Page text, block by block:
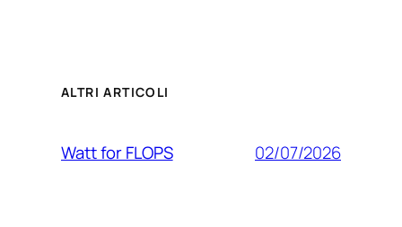
ALTRI ARTICOLI
Watt for FLOPS 02/07/2026